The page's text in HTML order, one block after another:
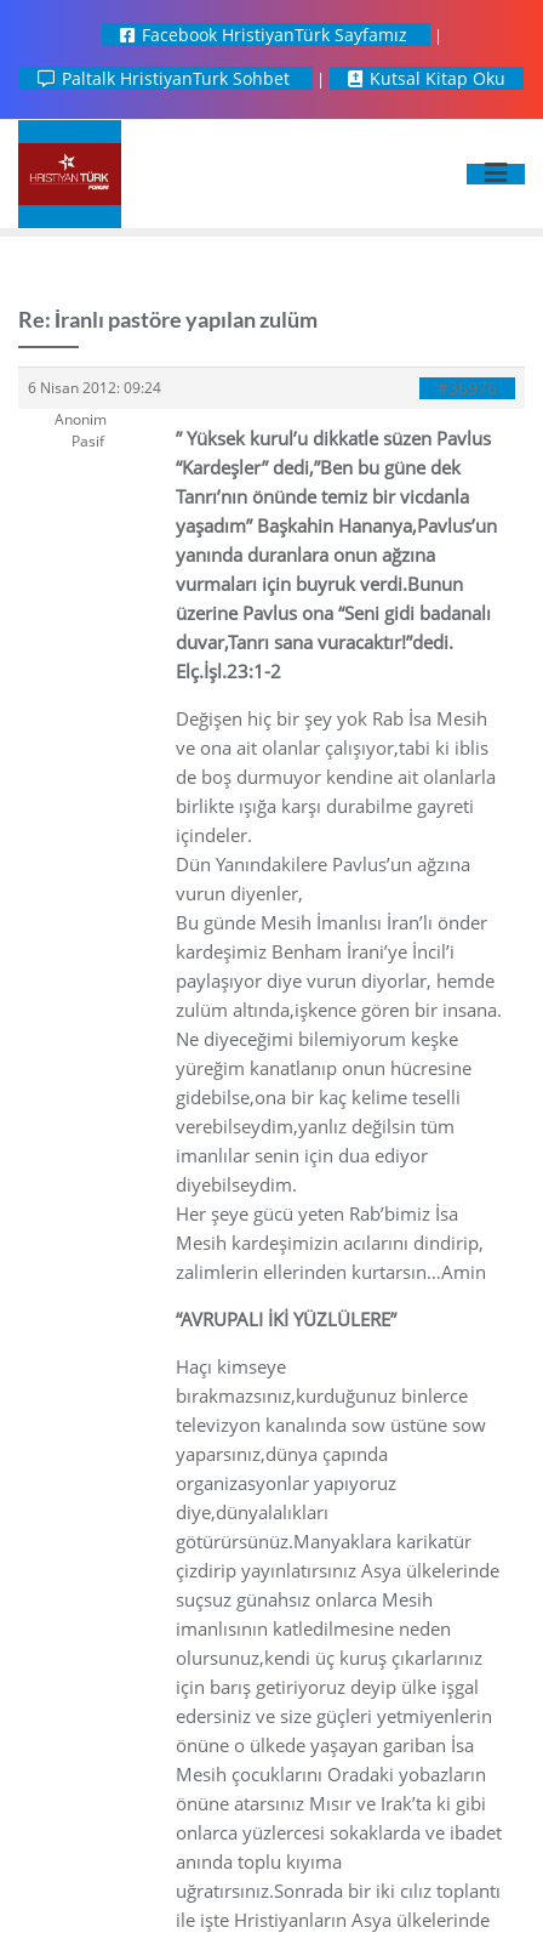
Facebook HristiyanTürk Sayfamız
Paltalk HristiyanTurk Sohbet
Kutsal Kitap Oku
Re: İranlı pastöre yapılan zulüm
6 Nisan 2012: 09:24 #36976
Anonim
Pasif
” Yüksek kurul’u dikkatle süzen Pavlus
“Kardeşler” dedi,”Ben bu güne dek
Tanrı’nın önünde temiz bir vicdanla
yaşadım” Başkahin Hananya,Pavlus’un
yanında duranlara onun ağzına
vurmaları için buyruk verdi.Bunun
üzerine Pavlus ona “Seni gidi badanalı
duvar,Tanrı sana vuracaktır!”dedi.
Elç.İşl.23:1-2
Değişen hiç bir şey yok Rab İsa Mesih
ve ona ait olanlar çalışıyor,tabi ki iblis
de boş durmuyor kendine ait olanlarla
birlikte ışığa karşı durabilme gayreti
içindeler.
Dün Yanındakilere Pavlus’un ağzına
vurun diyenler,
Bu günde Mesih İmanlısı İran’lı önder
kardeşimiz Benham İrani’ye İncil’i
paylaşıyor diye vurun diyorlar, hemde
zulüm altında,işkence gören bir insana.
Ne diyeceğimi bilemiyorum keşke
yüreğim kanatlanıp onun hücresine
gidebilse,ona bir kaç kelime teselli
verebilseydim,yanlız değilsin tüm
imanlılar senin için dua ediyor
diyebilseydim.
Her şeye gücü yeten Rab’bimiz İsa
Mesih kardeşimizin acılarını dindirip,
zalimlerin ellerinden kurtarsın…Amin
“AVRUPALI İKİ YÜZLÜLERE”
Haçı kimseye
bırakmazsınız,kurduğunuz binlerce
televizyon kanalında sow üstüne sow
yaparsınız,dünya çapında
organizasyonlar yapıyoruz
diye,dünyalalıkları
götürürsünüz.Manyaklara karikatür
çizdirip yayınlatırsınız Asya ülkelerinde
suçsuz günahsız onlarca Mesih
imanlısının katledilmesine neden
olursunuz,kendi üç kuruş çıkarlarınız
için barış getiriyoruz deyip ülke işgal
edersiniz ve size güçleri yetmiyenlerin
önüne o ülkede yaşayan gariban İsa
Mesih çocuklarını Oradaki yobazların
önüne atarsınız Mısır ve Irak’ta ki gibi
onlarca yüzlercesi sokaklarda ve ibadet
anında toplu kıyıma
uğratırsınız.Sonrada bir iki cılız toplantı
ile işte Hristiyanların Asya ülkelerinde